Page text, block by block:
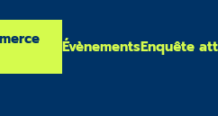
ÉvènementsEnquête